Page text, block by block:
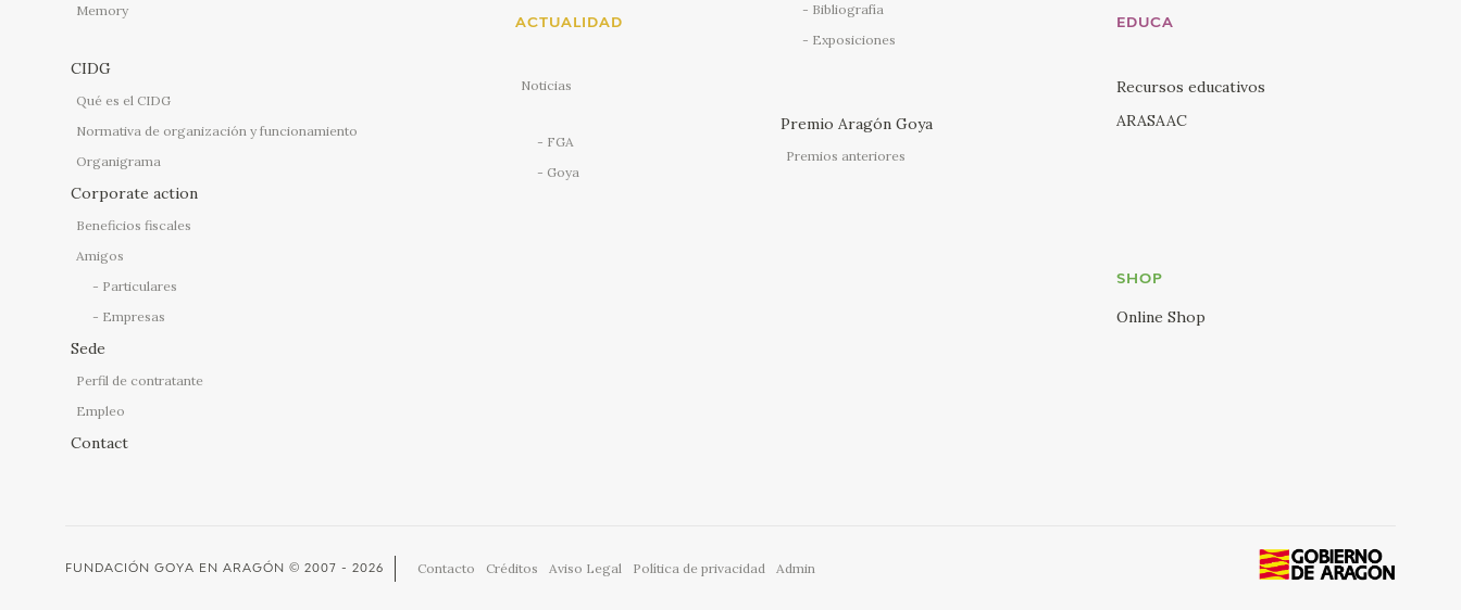
Memory
CIDG
Qué es el CIDG
Normativa de organización y funcionamiento
Organigrama
Corporate action
Beneficios fiscales
Amigos
Particulares
Empresas
Sede
Perfil de contratante
Empleo
Contact
ACTUALIDAD
Noticias
FGA
Goya
Bibliografía
Exposiciones
Premio Aragón Goya
Premios anteriores
SHOP
Online Shop
EDUCA
Recursos educativos
ARASAAC
FUNDACIÓN GOYA EN ARAGÓN © 2007 - 2026 Contacto Créditos Aviso Legal Política de privacidad Admin